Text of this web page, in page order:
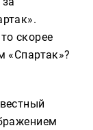
скорее
«Спартак»?